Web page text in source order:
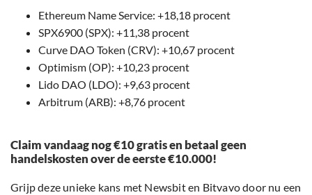
Ethereum Name Service: +18,18 procent
SPX6900 (SPX): +11,38 procent
Curve DAO Token (CRV): +10,67 procent
Optimism (OP): +10,23 procent
Lido DAO (LDO): +9,63 procent
Arbitrum (ARB): +8,76 procent
Claim vandaag nog €10 gratis en betaal geen
handelskosten over de eerste €10.000!
Grijp deze unieke kans met Newsbit en Bitvavo door nu een